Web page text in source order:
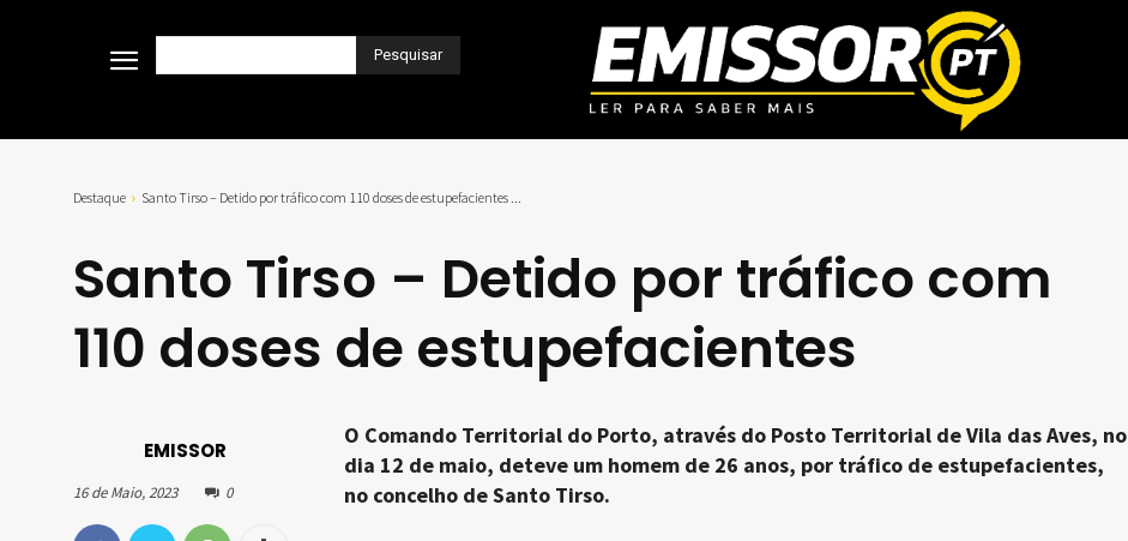
Pesquisar
Destaque Santo Tirso – Detido por tráfico com 110 doses de estupefacientes ...
Santo Tirso – Detido por tráfico com
110 doses de estupefacientes
EMISSOR
16 de Maio, 2023 0
O Comando Territorial do Porto, através do Posto Territorial de Vila das Aves, no
dia 12 de maio, deteve um homem de 26 anos, por tráfico de estupefacientes,
no concelho de Santo Tirso.